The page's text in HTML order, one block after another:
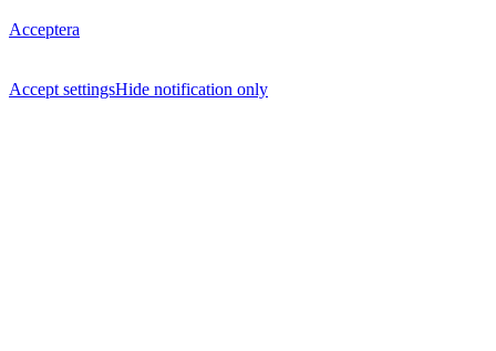
Acceptera
Accept settingsHide notification only